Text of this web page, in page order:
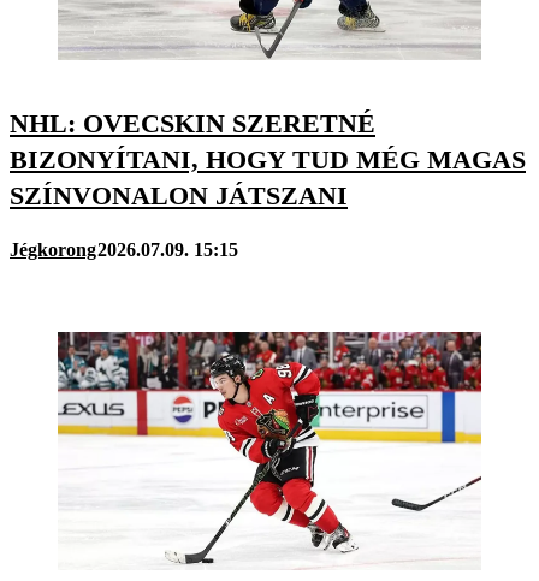
NHL: OVECSKIN SZERETNÉ
BIZONYÍTANI, HOGY TUD MÉG MAGAS
SZÍNVONALON JÁTSZANI
Jégkorong2026.07.09. 15:15